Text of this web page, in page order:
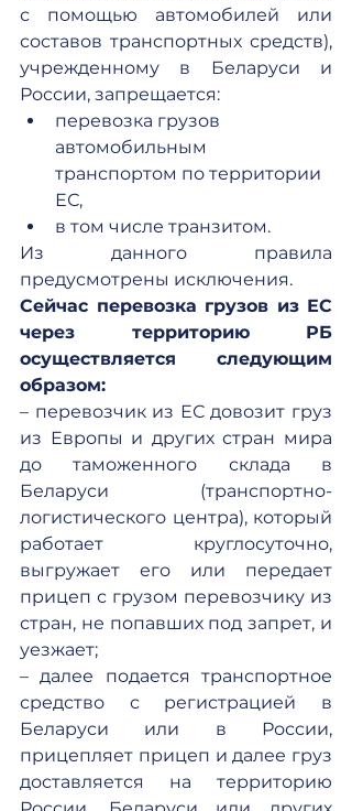
с помощью автомобилей или
составов транспортных средств),
учрежденному в Беларуси и
России, запрещается:
перевозка грузов
автомобильным
транспортом по территории
ЕС,
в том числе транзитом.
Из данного правила
предусмотрены исключения.
Сейчас перевозка грузов из ЕС
через территорию РБ
осуществляется следующим
образом:
– перевозчик из ЕС довозит груз
из Европы и других стран мира
до таможенного склада в
Беларуси (транспортно-
логистического центра), который
работает круглосуточно,
выгружает его или передает
прицеп с грузом перевозчику из
стран, не попавших под запрет, и
уезжает;
– далее подается транспортное
средство с регистрацией в
Беларуси или в России,
прицепляет прицеп и далее груз
доставляется на территорию